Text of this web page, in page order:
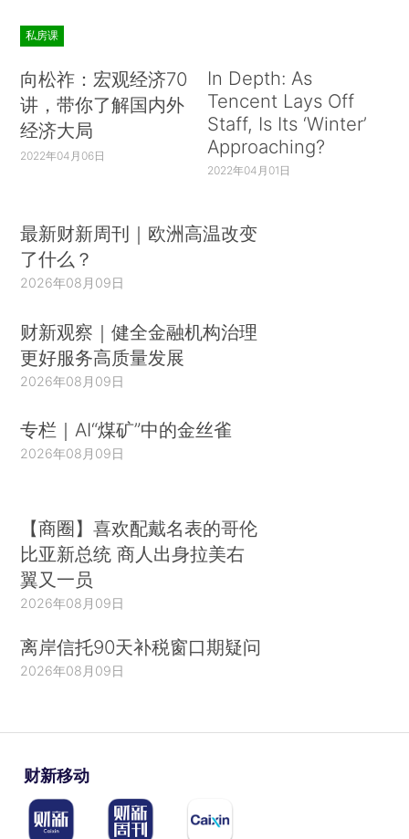
私房课
向松祚：宏观经济70
讲，带你了解国内外
经济大局
2022年04月06日
In Depth: As
Tencent Lays Off
Staff, Is Its ‘Winter’
Approaching?
2022年04月01日
最新财新周刊｜欧洲高温改变
了什么？
2026年08月09日
财新观察｜健全金融机构治理
更好服务高质量发展
2026年08月09日
专栏｜AI“煤矿”中的金丝雀
2026年08月09日
【商圈】喜欢配戴名表的哥伦
比亚新总统 商人出身拉美右
翼又一员
2026年08月09日
离岸信托90天补税窗口期疑问
2026年08月09日
财新移动